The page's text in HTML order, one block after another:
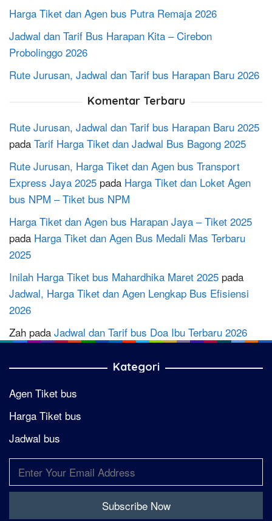
Harga Tiket dan Agen bus Putra Remaja 2026
Jadwal dan Tarif Bus Harapan Kita – Cirebon
Probolinggo 2026
Rute Jurusan, Jadwal dan Tarif bus Harapan Baru 2026
Komentar Terbaru
Rute Jurusan, Jadwal dan Tarif bus Harapan Baru 2025
pada Tarif Harga Tiket dan Jadwal Bus Bagong 2025
Rute Jurusan, Harga Tiket dan Agen bus Transport
Express Jaya 2025 pada Harga Tiket dan Loket Agen
bus NPM – Tiket bus NPM
Harga Tiket dan Agen bus Harapan Jaya – Tiket 2025
pada Harga Tiket dan Agen Bus Medali Mas Terbaru
2025
Inilah Harga Tiket bus Mahardhika Maret 2025 pada
Jadwal, Harga Tiket dan Agen Lengkap Bus Efisiensi
2026
Zah pada Jadwal dan Tarif bus Doa Ibu Terbaru 2026
Kategori
Agen Tiket bus
Harga Tiket bus
Jadwal bus